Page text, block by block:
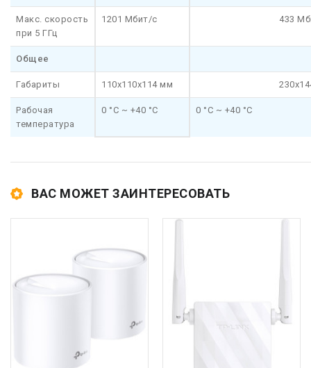
Макс. скорость
при 5 ГГц
1201 Мбит/с 433
Общее
Габариты 110x110x114 мм
Рабочая
температура
0 °C ~ +40 °C 0 °C ~ +40 °C
ВАС МОЖЕТ ЗАИНТЕРЕСОВАТЬ